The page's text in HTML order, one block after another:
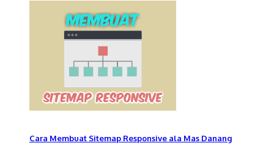
Cara Membuat Sitemap Responsive ala Mas Danang